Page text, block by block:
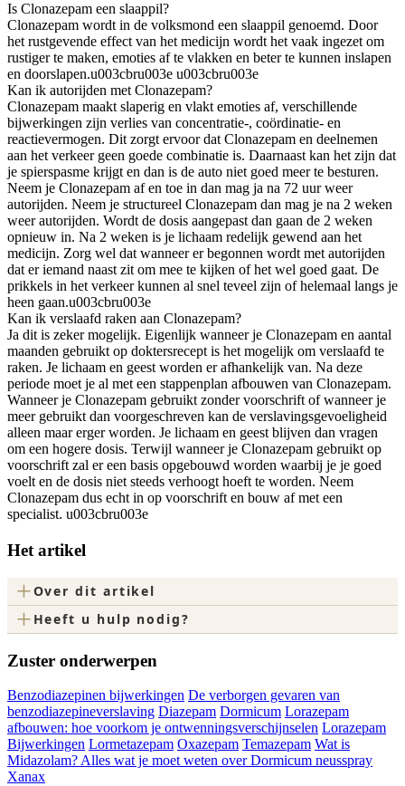
Is Clonazepam een ​​slaappil?
Clonazepam wordt in de volksmond een slaappil genoemd. Door
het rustgevende effect van het medicijn wordt het vaak ingezet om
rustiger te maken, emoties af te vlakken en beter te kunnen inslapen
en doorslapen.u003cbru003e u003cbru003e
Kan ik autorijden met Clonazepam?
Clonazepam maakt slaperig en vlakt emoties af, verschillende
bijwerkingen zijn verlies van concentratie-, coördinatie- en
reactievermogen. Dit zorgt ervoor dat Clonazepam en deelnemen
aan het verkeer geen goede combinatie is. Daarnaast kan het zijn dat
je spierspasme krijgt en dan is de auto niet goed meer te besturen.
Neem je Clonazepam af en toe in dan mag ja na 72 uur weer
autorijden. Neem je structureel Clonazepam dan mag je na 2 weken
weer autorijden. Wordt de dosis aangepast dan gaan de 2 weken
opnieuw in. Na 2 weken is je lichaam redelijk gewend aan het
medicijn. Zorg wel dat wanneer er begonnen wordt met autorijden
dat er iemand naast zit om mee te kijken of het wel goed gaat. De
prikkels in het verkeer kunnen al snel teveel zijn of helemaal langs je
heen gaan.u003cbru003e
Kan ik verslaafd raken aan Clonazepam?
Ja dit is zeker mogelijk. Eigenlijk wanneer je Clonazepam en aantal
maanden gebruikt op doktersrecept is het mogelijk om verslaafd te
raken. Je lichaam en geest worden er afhankelijk van. Na deze
periode moet je al met een stappenplan afbouwen van Clonazepam.
Wanneer je Clonazepam gebruikt zonder voorschrift of wanneer je
meer gebruikt dan voorgeschreven kan de verslavingsgevoeligheid
alleen maar erger worden. Je lichaam en geest blijven dan vragen
om een hogere dosis. Terwijl wanneer je Clonazepam gebruikt op
voorschrift zal er een basis opgebouwd worden waarbij je je goed
voelt en de dosis niet steeds verhoogt hoeft te worden. Neem
Clonazepam dus echt in op voorschrift en bouw af met een
specialist. u003cbru003e
Het artikel
+Over dit artikel
+ Heeft u hulp nodig?
Zuster onderwerpen
Benzodiazepinen bijwerkingen De verborgen gevaren van
benzodiazepineverslaving Diazepam Dormicum Lorazepam
afbouwen: hoe voorkom je ontwenningsverschijnselen Lorazepam
Bijwerkingen Lormetazepam Oxazepam Temazepam Wat is
Midazolam? Alles wat je moet weten over Dormicum neusspray
Xanax